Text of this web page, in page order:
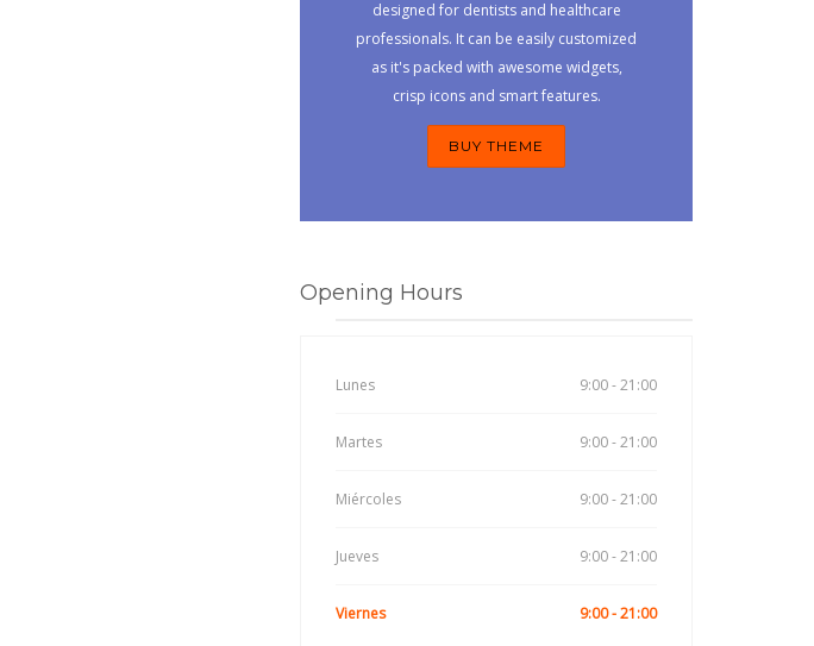
designed for dentists and healthcare
professionals. It can be easily customized
as it's packed with awesome widgets,
crisp icons and smart features.
BUY THEME
Opening Hours
Lunes 9:00 - 21:00
Martes 9:00 - 21:00
Miércoles 9:00 - 21:00
Jueves 9:00 - 21:00
Viernes 9:00 - 21:00